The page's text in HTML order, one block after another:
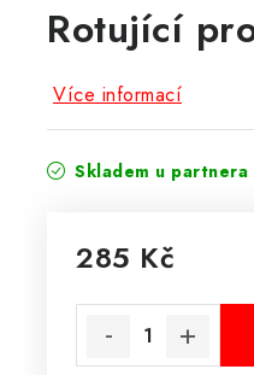
Rotující
Více informací
Skladem u partnera
285 Kč